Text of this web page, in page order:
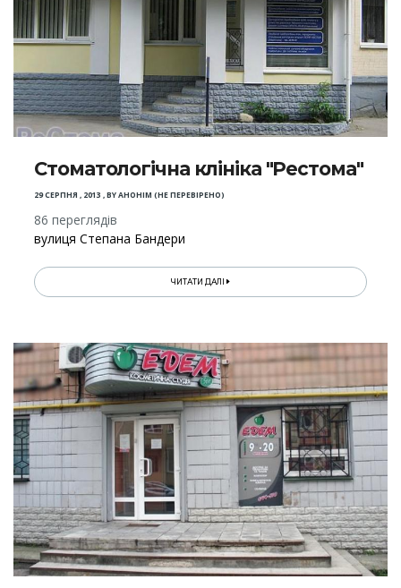
Стоматологічна клініка "Рестома"
29 СЕРПНЯ , 2013 ,BYАНОНІМ (НЕ ПЕРЕВІРЕНО)
86 переглядів
вулиця Степана Бандери
ЧИТАТИ ДАЛІ